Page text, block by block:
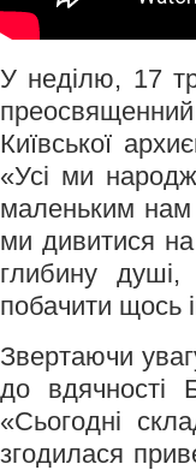
У неділю, 17
Київської
«Усі ми
маленьким нам
ми дивитися
глибину
побачити щось
Звертаючи
до вдячності
«Сьогодні
згодилася